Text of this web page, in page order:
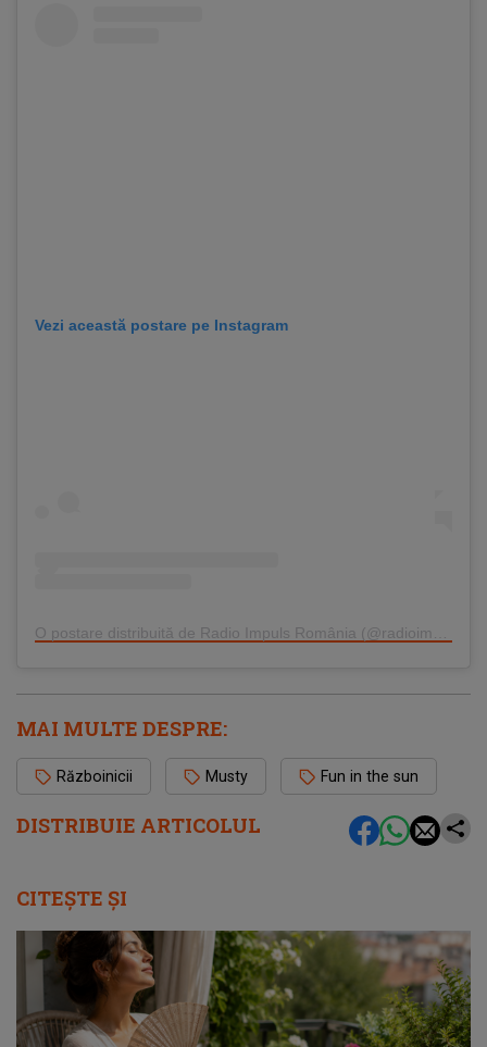
DISTRIBUIE ARTICOLUL
Vezi această postare pe Instagram
MAI MULTE DESPRE:
Războinicii Musty Fun in the sun
CITEȘTE ȘI